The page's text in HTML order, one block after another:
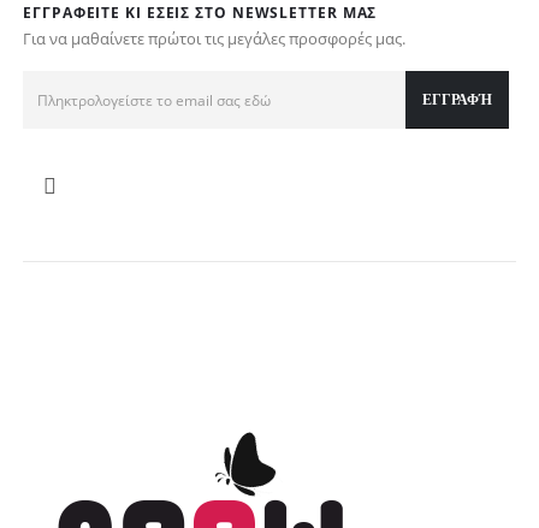
ΕΓΓΡΑΦΕΊΤΕ ΚΙ ΕΣΕΊΣ ΣΤΟ NEWSLETTER ΜΑΣ
Για να μαθαίνετε πρώτοι τις μεγάλες προσφορές μας.